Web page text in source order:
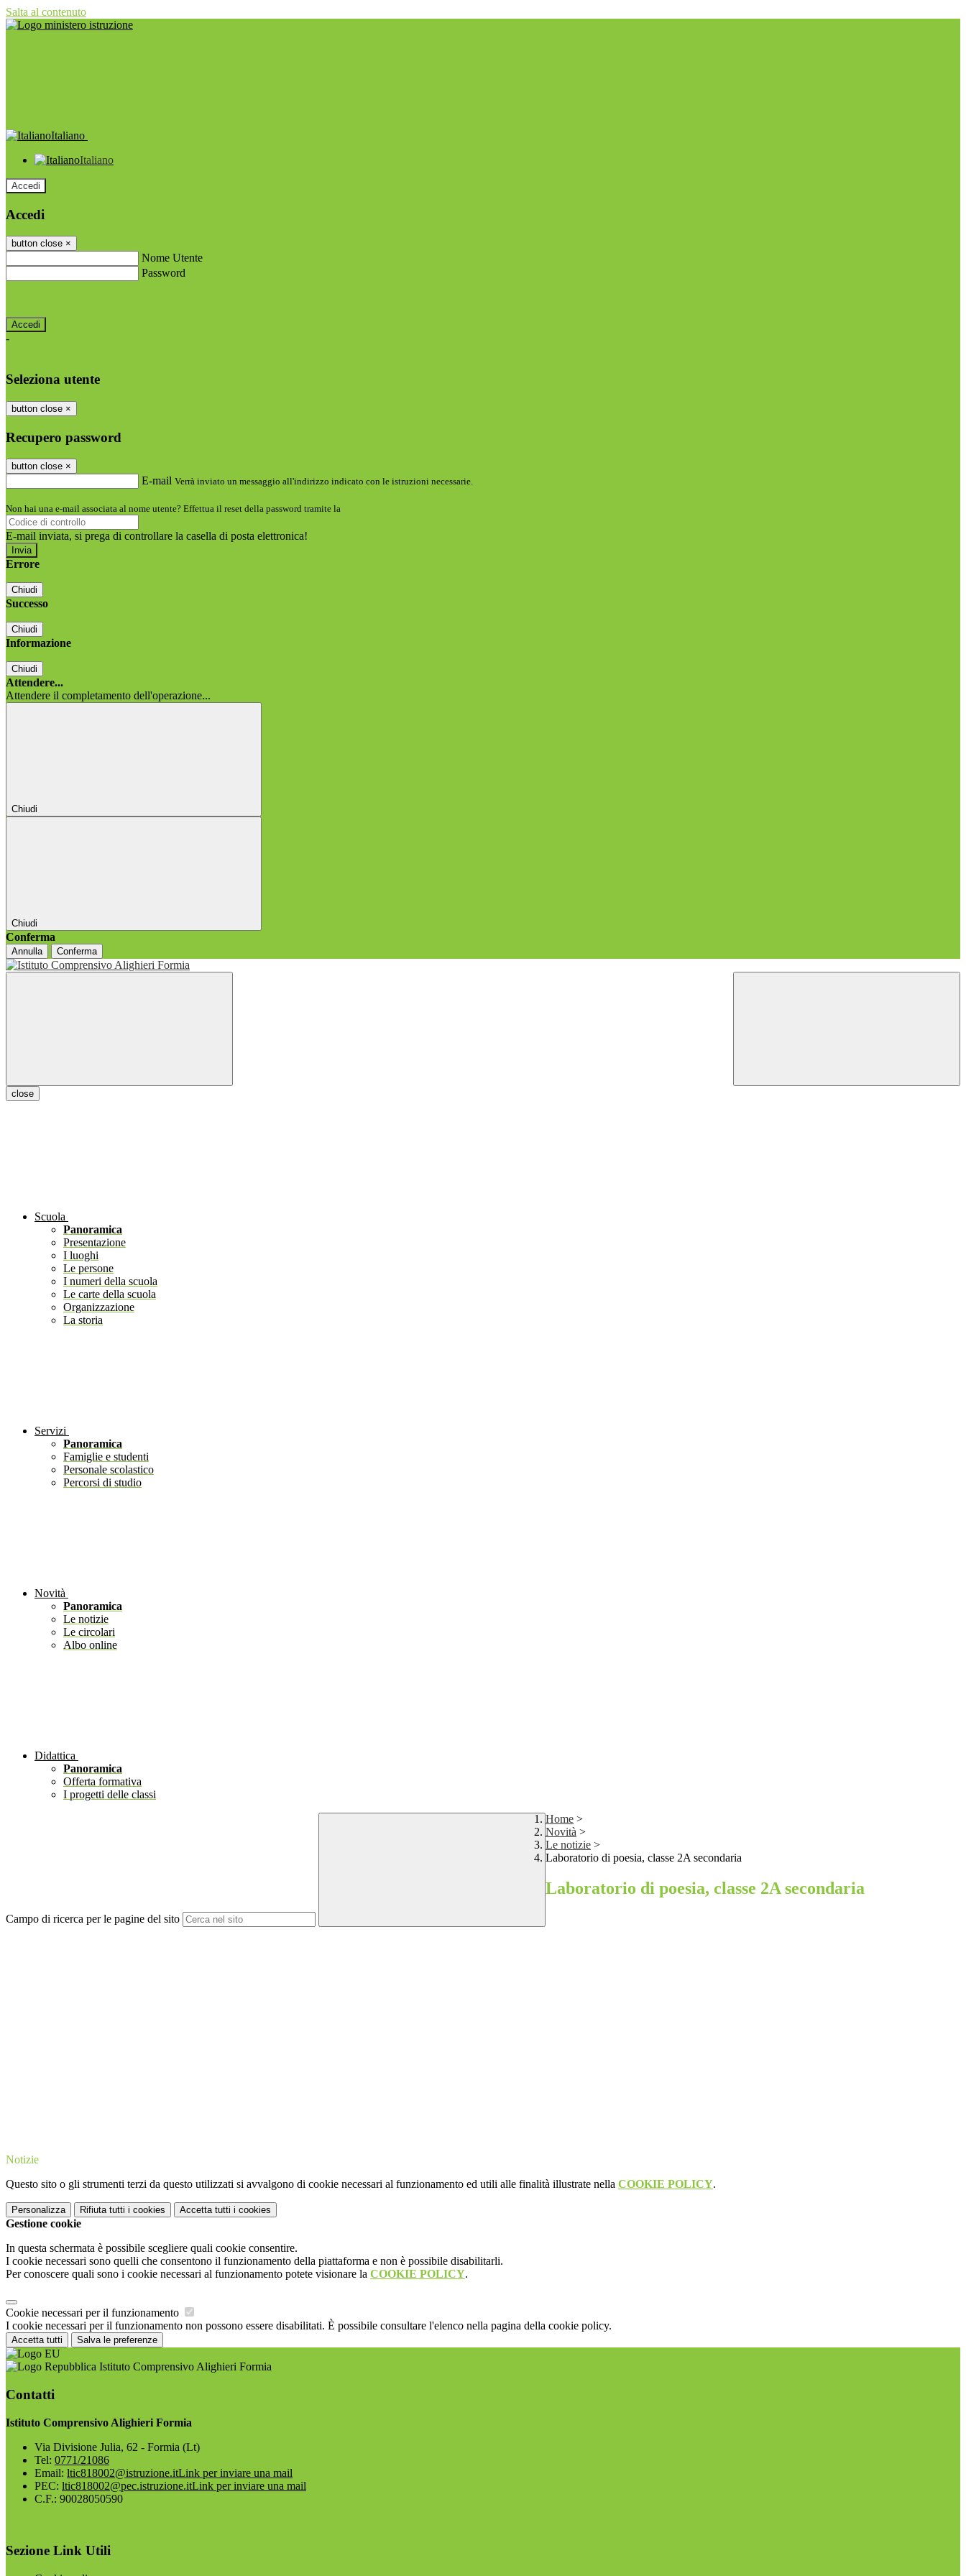
Salta al contenuto
Italiano
Italiano
Accedi
Accedi
button close ×
Nome Utente
Password
-
Seleziona utente
button close ×
Recupero password
button close ×
E-mail Verrà inviato un messaggio all'indirizzo indicato con le istruzioni necessarie.
Non hai una e-mail associata al nome utente? Effettua il reset della password tramite la
E-mail inviata, si prega di controllare la casella di posta elettronica!
Errore
Chiudi
Successo
Chiudi
Informazione
Chiudi
Attendere...
Attendere il completamento dell'operazione...
Chiudi
Chiudi
Conferma
Annulla Conferma
close
Scuola
Panoramica
Presentazione
I luoghi
Le persone
I numeri della scuola
Le carte della scuola
Organizzazione
La storia
Servizi
Panoramica
Famiglie e studenti
Personale scolastico
Percorsi di studio
Novità
Panoramica
Le notizie
Le circolari
Albo online
Didattica
Panoramica
Offerta formativa
I progetti delle classi
Campo di ricerca per le pagine del sito
Home >
Novità >
Le notizie >
Laboratorio di poesia, classe 2A secondaria
Laboratorio di poesia, classe 2A secondaria
Notizie
Questo sito o gli strumenti terzi da questo utilizzati si avvalgono di cookie necessari al funzionamento ed utili alle finalità illustrate nella COOKIE POLICY.
Personalizza Rifiuta tutti i cookies Accetta tutti i cookies
Gestione cookie
In questa schermata è possibile scegliere quali cookie consentire.
I cookie necessari sono quelli che consentono il funzionamento della piattaforma e non è possibile disabilitarli.
Per conoscere quali sono i cookie necessari al funzionamento potete visionare la COOKIE POLICY.
Cookie necessari per il funzionamento
I cookie necessari per il funzionamento non possono essere disabilitati. È possibile consultare l'elenco nella pagina della cookie policy.
Accetta tutti Salva le preferenze
Istituto Comprensivo Alighieri Formia
Contatti
Istituto Comprensivo Alighieri Formia
Via Divisione Julia, 62 - Formia (Lt)
Tel: 0771/21086
Email: ltic818002@istruzione.itLink per inviare una mail
PEC: ltic818002@pec.istruzione.itLink per inviare una mail
C.F.: 90028050590
Sezione Link Utili